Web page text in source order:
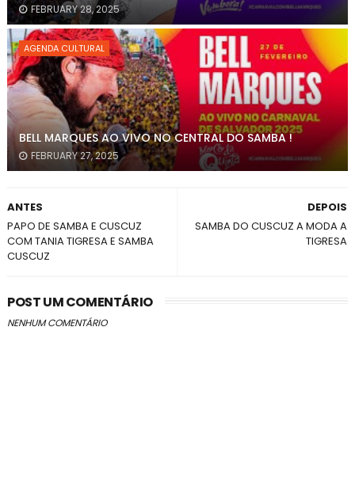
FEBRUARY 28, 2025
AGENDA CULTURAL
BELL MARQUES AO VIVO NO CENTRAL DO SAMBA !
FEBRUARY 27, 2025
DEPOIS
SAMBA DO CUSCUZ A MODA A
TIGRESA
ANTES
PAPO DE SAMBA E CUSCUZ
COM TANIA TIGRESA E SAMBA
CUSCUZ
POST UM COMENTÁRIO
NENHUM COMENTÁRIO